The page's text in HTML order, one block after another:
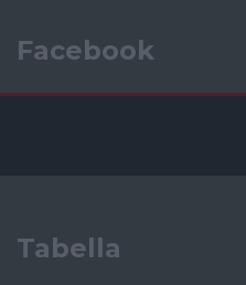
Facebook
Tabella